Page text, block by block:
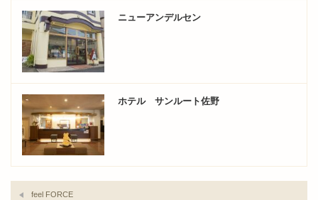
ニューアンデルセン
ホテル サンルート佐野
feel FORCE